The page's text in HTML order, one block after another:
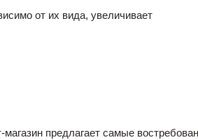
от их вида, увеличивает
предлагает самые